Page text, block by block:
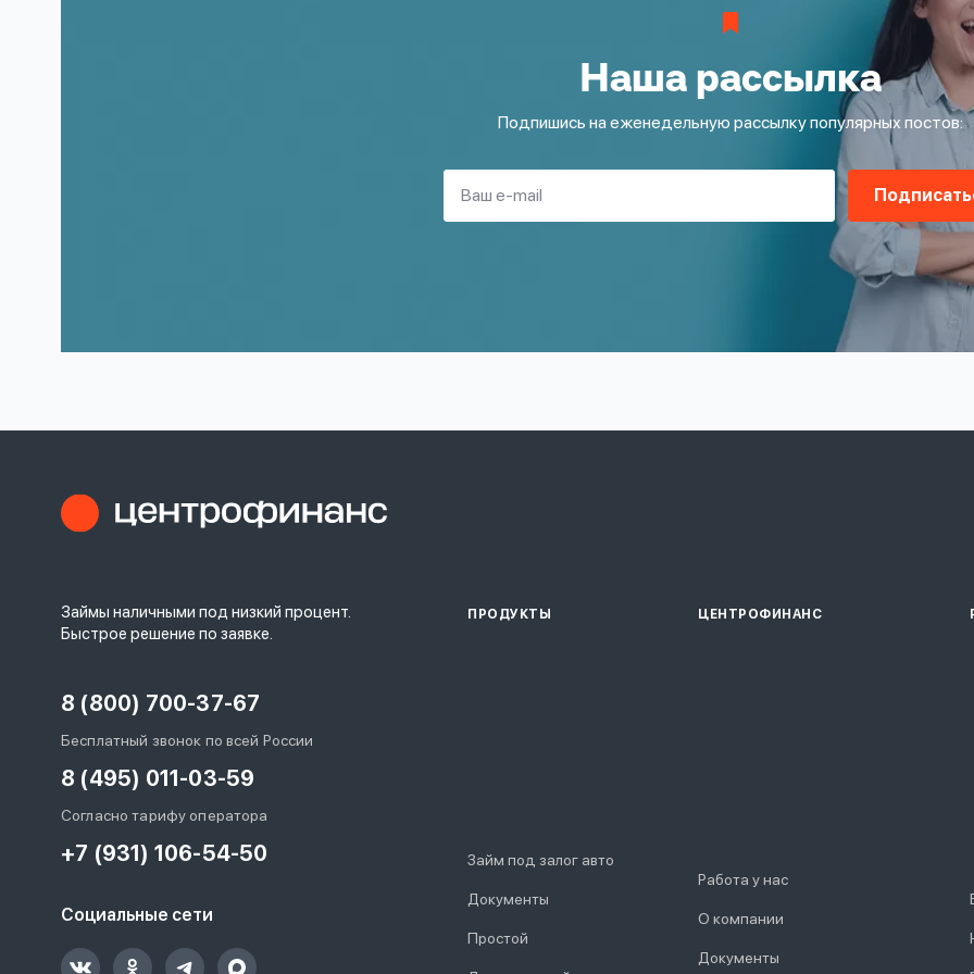
Наша рассылка
Подпишись на еженедельную рассылку популярных постов:
Займы наличными под низкий процент.
Быстрое решение по заявке.
8 (800) 700-37-67
Бесплатный звонок по всей России
8 (495) 011-03-59
Согласно тарифу оператора
+7 (931) 106-54-50
Социальные сети
ПРОДУКТЫ
Займ под залог авто
Документы
Простой
ЦЕНТРОФИНАНС
Работа у нас
О компании
Документы